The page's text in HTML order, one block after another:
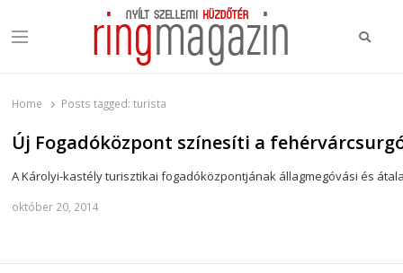
Menu
Home Posts tagged:turista
Új Fogadóközpont színesíti a
A Károlyi-kastély turisztikai fogadóközpontjának állagmegóvási és
október 20, 2014